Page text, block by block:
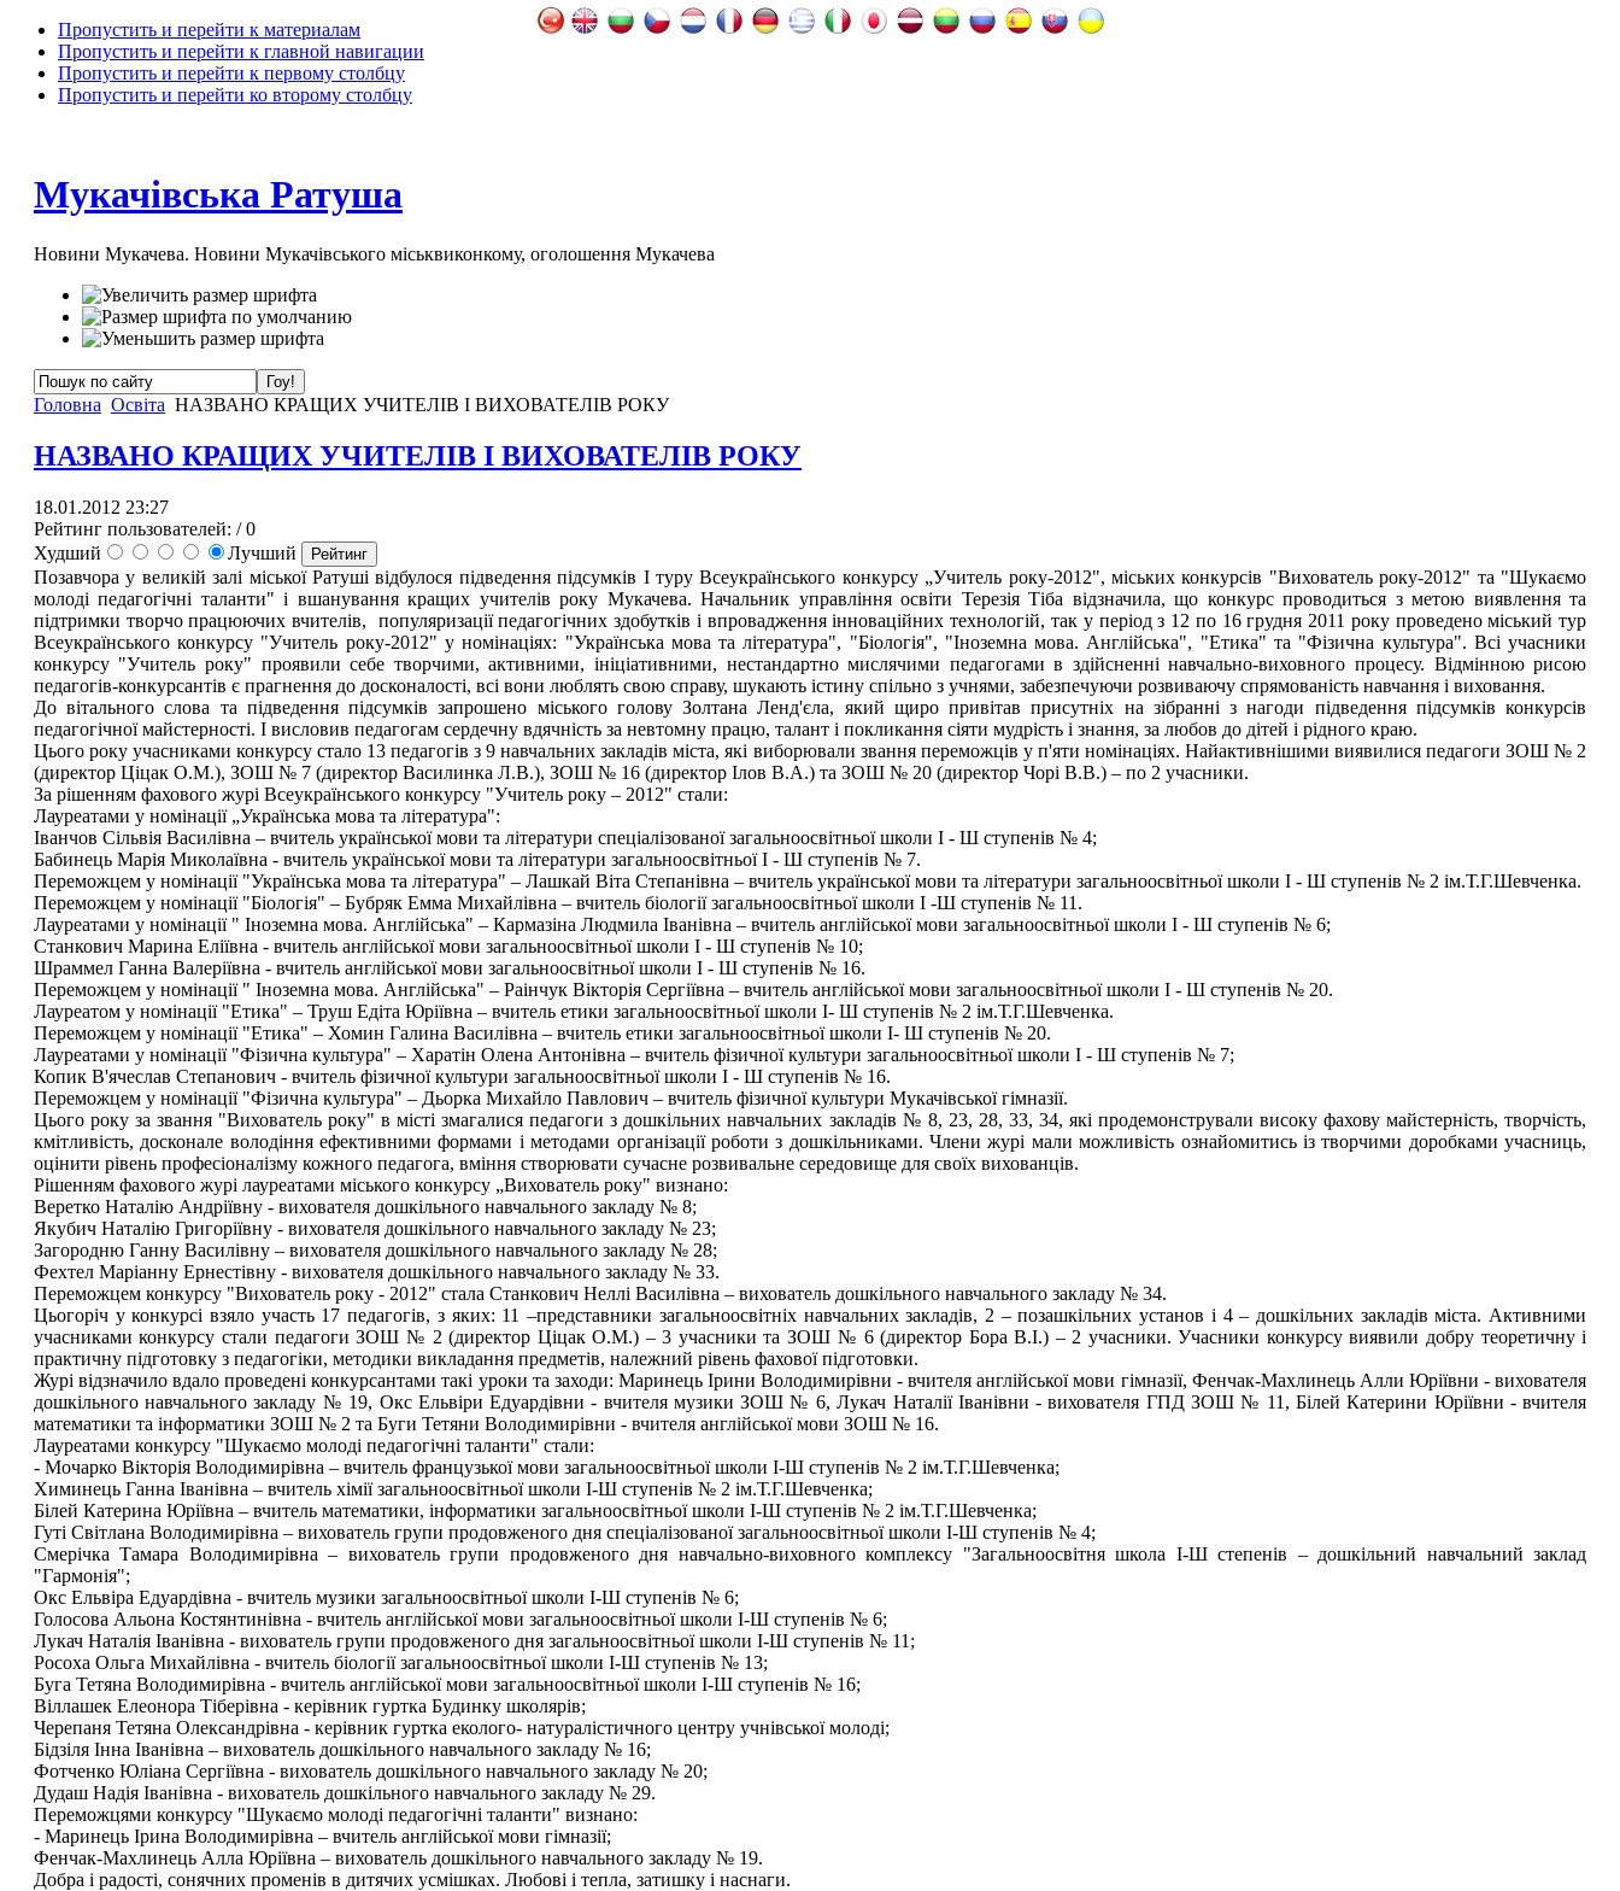
Пропустить и перейти к материалам
Пропустить и перейти к главной навигации
Пропустить и перейти к первому столбцу
Пропустить и перейти ко второму столбцу
Мукачівська Ратуша
Новини Мукачева. Новини Мукачівського міськвиконкому, оголошення Мукачева
Головна Освіта НАЗВАНО КРАЩИХ УЧИТЕЛІВ І ВИХОВАТЕЛІВ РОКУ
НАЗВАНО КРАЩИХ УЧИТЕЛІВ І ВИХОВАТЕЛІВ РОКУ
18.01.2012 23:27
Рейтинг пользователей: / 0
Худший
Лучший
Позавчора у великій залі міської Ратуші відбулося підведення підсумків І туру Всеукраїнського конкурсу „Учитель року-2012", міських конкурсів "Вихователь року-2012" та "Шукаємо
молоді педагогічні таланти" і вшанування кращих учителів року Мукачева. Начальник управління освіти Терезія Тіба відзначила, що конкурс проводиться з метою виявлення та
підтримки творчо працюючих вчителів, популяризації педагогічних здобутків і впровадження інноваційних технологій, так у період з 12 по 16 грудня 2011 року проведено міський тур
Всеукраїнського конкурсу "Учитель року-2012" у номінаціях: "Українська мова та література", "Біологія", "Іноземна мова. Англійська", "Етика" та "Фізична культура". Всі учасники
конкурсу "Учитель року" проявили себе творчими, активними, ініціативними, нестандартно мислячими педагогами в здійсненні навчально-виховного процесу. Відмінною рисою
педагогів-конкурсантів є прагнення до досконалості, всі вони люблять свою справу, шукають істину спільно з учнями, забезпечуючи розвиваючу спрямованість навчання і виховання.
До вітального слова та підведення підсумків запрошено міського голову Золтана Ленд'єла, який щиро привітав присутніх на зібранні з нагоди підведення підсумків конкурсів
педагогічної майстерності. І висловив педагогам сердечну вдячність за невтомну працю, талант і покликання сіяти мудрість і знання, за любов до дітей і рідного краю.
Цього року учасниками конкурсу стало 13 педагогів з 9 навчальних закладів міста, які виборювали звання переможців у п'яти номінаціях. Найактивнішими виявилися педагоги ЗОШ № 2
(директор Ціцак О.М.), ЗОШ № 7 (директор Василинка Л.В.), ЗОШ № 16 (директор Ілов В.А.) та ЗОШ № 20 (директор Чорі В.В.) – по 2 учасники.
За рішенням фахового журі Всеукраїнського конкурсу "Учитель року – 2012" стали:
Лауреатами у номінації „Українська мова та література":
Іванчов Сільвія Василівна – вчитель української мови та літератури спеціалізованої загальноосвітньої школи І - Ш ступенів № 4;
Бабинець Марія Миколаївна - вчитель української мови та літератури загальноосвітньої І - Ш ступенів № 7.
Переможцем у номінації "Українська мова та література" – Лашкай Віта Степанівна – вчитель української мови та літератури загальноосвітньої школи І - Ш ступенів № 2 ім.Т.Г.Шевченка.
Переможцем у номінації "Біологія" – Бубряк Емма Михайлівна – вчитель біології загальноосвітньої школи І -Ш ступенів № 11.
Лауреатами у номінації " Іноземна мова. Англійська" – Кармазіна Людмила Іванівна – вчитель англійської мови загальноосвітньої школи І - Ш ступенів № 6;
Станкович Марина Еліївна - вчитель англійської мови загальноосвітньої школи І - Ш ступенів № 10;
Шраммел Ганна Валеріївна - вчитель англійської мови загальноосвітньої школи І - Ш ступенів № 16.
Переможцем у номінації " Іноземна мова. Англійська" – Раінчук Вікторія Сергіївна – вчитель англійської мови загальноосвітньої школи І - Ш ступенів № 20.
Лауреатом у номінації "Етика" – Труш Едіта Юріївна – вчитель етики загальноосвітньої школи І- Ш ступенів № 2 ім.Т.Г.Шевченка.
Переможцем у номінації "Етика" – Хомин Галина Василівна – вчитель етики загальноосвітньої школи І- Ш ступенів № 20.
Лауреатами у номінації "Фізична культура" – Харатін Олена Антонівна – вчитель фізичної культури загальноосвітньої школи І - Ш ступенів № 7;
Копик В'ячеслав Степанович - вчитель фізичної культури загальноосвітньої школи І - Ш ступенів № 16.
Переможцем у номінації "Фізична культура" – Дьорка Михайло Павлович – вчитель фізичної культури Мукачівської гімназії.
Цього року за звання "Вихователь року" в місті змагалися педагоги з дошкільних навчальних закладів № 8, 23, 28, 33, 34, які продемонстрували високу фахову майстерність, творчість,
кмітливість, досконале володіння ефективними формами і методами організації роботи з дошкільниками. Члени журі мали можливість ознайомитись із творчими доробками учасниць,
оцінити рівень професіоналізму кожного педагога, вміння створювати сучасне розвивальне середовище для своїх вихованців.
Рішенням фахового журі лауреатами міського конкурсу „Вихователь року" визнано:
Веретко Наталію Андріївну - вихователя дошкільного навчального закладу № 8;
Якубич Наталію Григоріївну - вихователя дошкільного навчального закладу № 23;
Загородню Ганну Василівну – вихователя дошкільного навчального закладу № 28;
Фехтел Маріанну Ернестівну - вихователя дошкільного навчального закладу № 33.
Переможцем конкурсу "Вихователь року - 2012" стала Станкович Неллі Василівна – вихователь дошкільного навчального закладу № 34.
Цьогоріч у конкурсі взяло участь 17 педагогів, з яких: 11 –представники загальноосвітніх навчальних закладів, 2 – позашкільних установ і 4 – дошкільних закладів міста. Активними
учасниками конкурсу стали педагоги ЗОШ № 2 (директор Ціцак О.М.) – 3 учасники та ЗОШ № 6 (директор Бора В.І.) – 2 учасники. Учасники конкурсу виявили добру теоретичну і
практичну підготовку з педагогіки, методики викладання предметів, належний рівень фахової підготовки.
Журі відзначило вдало проведені конкурсантами такі уроки та заходи: Маринець Ірини Володимирівни - вчителя англійської мови гімназії, Фенчак-Махлинець Алли Юріївни - вихователя
дошкільного навчального закладу № 19, Окс Ельвіри Едуардівни - вчителя музики ЗОШ № 6, Лукач Наталії Іванівни - вихователя ГПД ЗОШ № 11, Білей Катерини Юріївни - вчителя
математики та інформатики ЗОШ № 2 та Буги Тетяни Володимирівни - вчителя англійської мови ЗОШ № 16.
Лауреатами конкурсу "Шукаємо молоді педагогічні таланти" стали:
- Мочарко Вікторія Володимирівна – вчитель французької мови загальноосвітньої школи І-Ш ступенів № 2 ім.Т.Г.Шевченка;
Химинець Ганна Іванівна – вчитель хімії загальноосвітньої школи І-Ш ступенів № 2 ім.Т.Г.Шевченка;
Білей Катерина Юріївна – вчитель математики, інформатики загальноосвітньої школи І-Ш ступенів № 2 ім.Т.Г.Шевченка;
Гуті Світлана Володимирівна – вихователь групи продовженого дня спеціалізованої загальноосвітньої школи І-Ш ступенів № 4;
Смерічка Тамара Володимирівна – вихователь групи продовженого дня навчально-виховного комплексу "Загальноосвітня школа І-Ш степенів – дошкільний навчальний заклад
"Гармонія";
Окс Ельвіра Едуардівна - вчитель музики загальноосвітньої школи І-Ш ступенів № 6;
Голосова Альона Костянтинівна - вчитель англійської мови загальноосвітньої школи І-Ш ступенів № 6;
Лукач Наталія Іванівна - вихователь групи продовженого дня загальноосвітньої школи І-Ш ступенів № 11;
Росоха Ольга Михайлівна - вчитель біології загальноосвітньої школи І-Ш ступенів № 13;
Буга Тетяна Володимирівна - вчитель англійської мови загальноосвітньої школи І-Ш ступенів № 16;
Віллашек Елеонора Тіберівна - керівник гуртка Будинку школярів;
Черепаня Тетяна Олександрівна - керівник гуртка еколого- натуралістичного центру учнівської молоді;
Бідзіля Інна Іванівна – вихователь дошкільного навчального закладу № 16;
Фотченко Юліана Сергіївна - вихователь дошкільного навчального закладу № 20;
Дудаш Надія Іванівна - вихователь дошкільного навчального закладу № 29.
Переможцями конкурсу "Шукаємо молоді педагогічні таланти" визнано:
- Маринець Ірина Володимирівна – вчитель англійської мови гімназії;
Фенчак-Махлинець Алла Юріївна – вихователь дошкільного навчального закладу № 19.
Добра і радості, сонячних променів в дитячих усмішках. Любові і тепла, затишку і наснаги.